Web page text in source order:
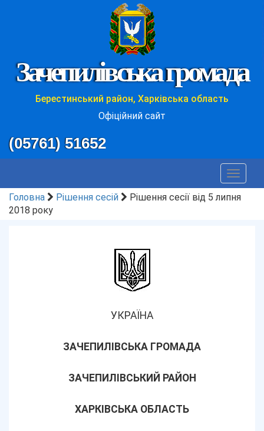
Зачепилівська громада
Берестинський район, Харківська область
Офіційний сайт
(05761) 51652
Toggle
Головна
Рішення сесій
Рішення сесії від 5 липня
2018 року
УКРАЇНА
ЗАЧЕПИЛІВСЬКА ГРОМАДА
ЗАЧЕПИЛІВСЬКИЙ РАЙОН
ХАРКІВСЬКА ОБЛАСТЬ